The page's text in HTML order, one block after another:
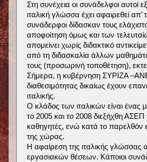
Στη συνέχεια οι συνάδελφοι
ιταλική γλώσσα έχει αφαιρεθεί
συνάδερφοι δίδασκαν τους
αποφοίτηση όμως και των
απομείνει χωρίς διδακτικό
από τη διδασκαλία άλλων
τους (προσωρινή τοποθέτηση),
Σήμερα, η κυβέρνηση ΣΥΡΙΖΑ
διαθεσιμότητας δικαίως έχουν
ιταλικής.
Ο κλάδος των ιταλικών είναι ένας
το 2005 και το 2008 διεξήχθη
καθηγητές, ενώ κατά το παρελθόν
της χώρας.
Η αφαίρεση της ιταλικής
εργασιακών θέσεων. Κάποιοι